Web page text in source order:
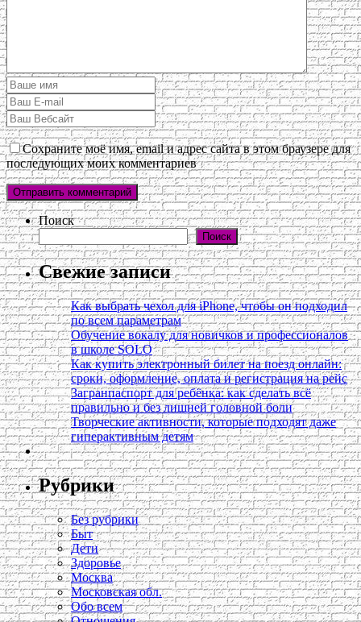
Сохраните моё имя, email и адрес сайта в этом браузере для
последующих моих комментариев
Поиск
Поиск
Свежие записи
Как выбрать чехол для iPhone, чтобы он подходил
по всем параметрам
Обучение вокалу для новичков и профессионалов
в школе SOLO
Как купить электронный билет на поезд онлайн:
сроки, оформление, оплата и регистрация на рейс
Загранпаспорт для ребёнка: как сделать всё
правильно и без лишней головной боли
Творческие активности, которые подходят даже
гиперактивным детям
Рубрики
Без рубрики
Быт
Дети
Здоровье
Москва
Московская обл.
Обо всем